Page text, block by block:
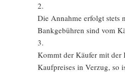
2.
Die Annahme erfolgt stets
Bankgebühren sind vom
3.
Kommt der Käufer mit der
Kaufpreises in Verzug, so